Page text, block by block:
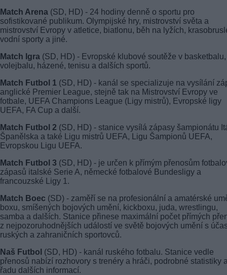
Match Arena (SD, HD) - 24 hodiny denně o sportu pro
sofistikované publikum. Olympijské hry, mistrovství světa a
mistrovství Evropy v atletice, biatlonu, běh na lyžích,
vodní sporty a jiné.
Match Igra (SD, HD) - Evropské klubové soutěže v basketbalu,
volejbalu, házené, tenisu a dalších sportů.
Match Futbol 1 (SD, HD) - kanál se specializuje na vysílání
anglické Premier League, stejně tak na Mistrovství Evropy ve
fotbale, UEFA Champions League (Ligy mistrů), Evropské ligy
UEFA, FA Cup a další.
Match Futbol 2 (SD, HD) - stanice vysílá zápasy šampionátu
Španělska a také Ligu mistrů UEFA, Ligu Šampionů UEFA,
Evropskou Ligu UEFA.
Match Futbol 3 (SD, HD) - je určen k přímým přenosům
zápasů italské Serie A, německé fotbalové Bundesligy a
francouzské Ligy 1.
Match Boec (SD) - zaměří se na profesionální a amatérské
boxu, smíšených bojových umění, kickboxu, juda, wrestlingu,
samba a dalších. Stanice přinese maximální počet přímých
z nejpozoruhodnějších událostí ve světě bojových umění s
ruských a zahraničních sportovců.
Naš Futbol (SD, HD) - kanál ruského fotbalu. Stanice vedle
přenosů nabízí rozhovory s trenéry a hráči, podrobné statistiky
řadu dalších informací.